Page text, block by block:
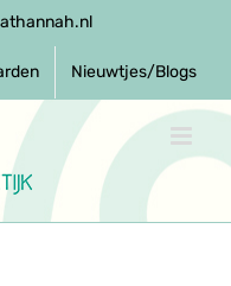
Nieuwtjes/Blogs